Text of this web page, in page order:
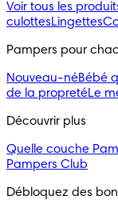
Voir tous les
culottesLingettes
Pampers pour
Nouveau-néBébé
de la propretéLe
Découvrir plus
Quelle couche
Pampers Club
Débloquez des